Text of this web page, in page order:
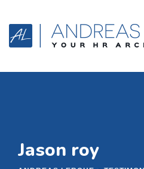
content
Jason roy